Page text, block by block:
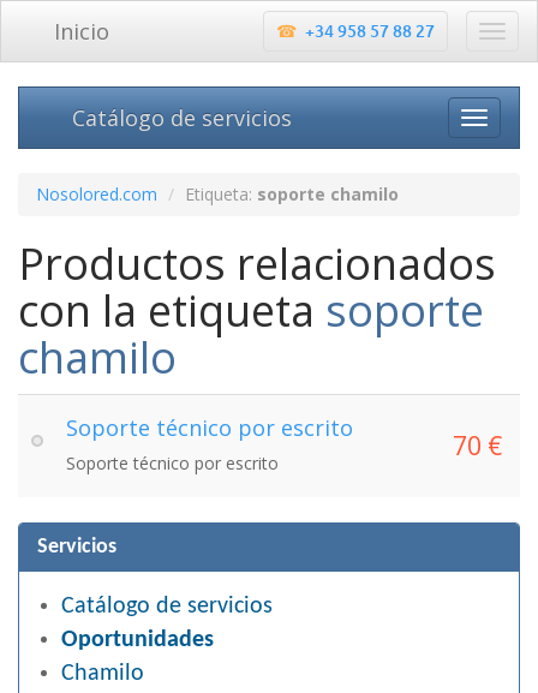
Inicio +34 958 57 88 27
Catálogo de servicios
Nosolored.com Etiqueta: soporte chamilo
Productos relacionados
con la etiqueta soporte
chamilo
Soporte técnico por escrito
Soporte técnico por escrito
70 €
Servicios
Catálogo de servicios
Oportunidades
Chamilo